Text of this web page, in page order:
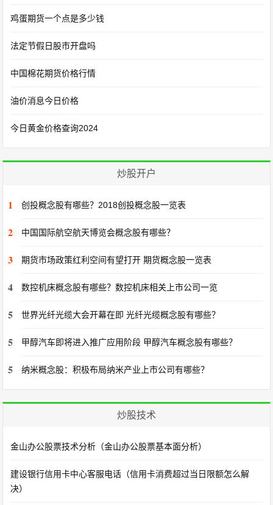
鸡蛋期货一个点是多少钱
法定节假日股市开盘吗
中国棉花期货价格行情
油价消息今日价格
今日黄金价格查询2024
炒股开户
1 创投概念股有哪些？2018创投概念股一览表
2 中国国际航空航天博览会概念股有哪些？
3 期货市场政策红利空间有望打开 期货概念股一览表
4 数控机床概念股有哪些？数控机床相关上市公司一览
5 世界光纤光缆大会开幕在即 光纤光缆概念股有哪些？
5 甲醇汽车即将进入推广应用阶段 甲醇汽车概念股有哪些？
5 纳米概念股：积极布局纳米产业上市公司有哪些？
炒股技术
金山办公股票技术分析（金山办公股票基本面分析）
建设银行信用卡中心客服电话（信用卡消费超过当日限额怎么解
决）